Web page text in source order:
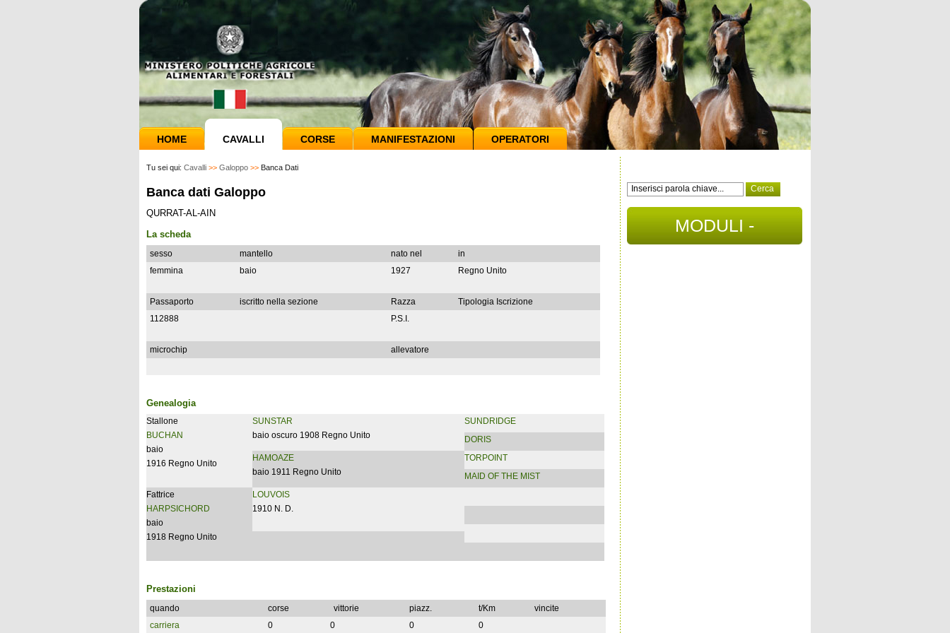
HOME CAVALLI CORSE MANIFESTAZIONI OPERATORI
Tu sei qui: Cavalli >> Galoppo >> Banca Dati
Banca dati Galoppo
QURRAT-AL-AIN
La scheda
sesso mantello nato nel
in
femmina
baio 1927 Regno Unito
Passaporto iscritto nella sezione Razza
Tipologia Iscrizione
112888
P.S.I.
microchip allevatore
Genealogia
Stallone
BUCHAN
baio
1916 Regno Unito
SUNSTAR
baio oscuro 1908 Regno Unito
HAMOAZE
baio 1911 Regno Unito
SUNDRIDGE
DORIS
TORPOINT
MAID OF THE MIST
Fattrice
HARPSICHORD
baio
1918 Regno Unito
LOUVOIS
1910 N. D.
Prestazioni
quando corse vittorie piazz. t/Km
vincite
carriera
0 0 0 0
MODULI -